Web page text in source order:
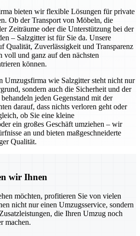
bieten wir flexible Lösungen für private
Ob der Transport von Möbeln, die
Zeiträume oder die Unterstützung bei der
– Salzgitter ist für Sie da. Unsere
Qualität, Zuverlässigkeit und Transparenz
voll und ganz auf den nächsten
können.
Umzugsfirma wie Salzgitter steht nicht nur
sondern auch die Sicherheit und der
jeden Gegenstand mit der
darauf, dass nichts verloren geht oder
ob Sie eine kleine
ein großes Geschäft umziehen – wir
an und bieten maßgeschneiderte
Qualität.
wir Ihnen
möchten, profitieren Sie von vielen
nicht nur einen Umzugsservice, sondern
die Ihren Umzug noch
machen.